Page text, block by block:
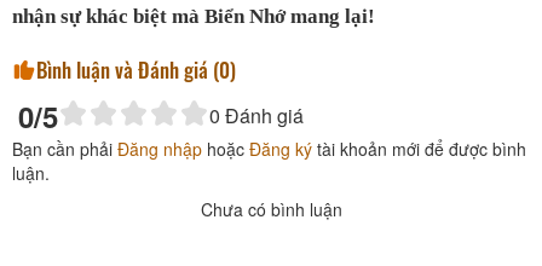
nhận sự khác biệt mà Biển Nhớ mang lại!
Bình luận và Đánh giá (0)
0/5 0 Đánh giá
Bạn cần phải Đăng nhập hoặc Đăng ký tài khoản mới để được bình
luận.
Chưa có bình luận